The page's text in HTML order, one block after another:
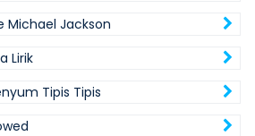
Michael Jackson
Lirik
Tipis Tipis